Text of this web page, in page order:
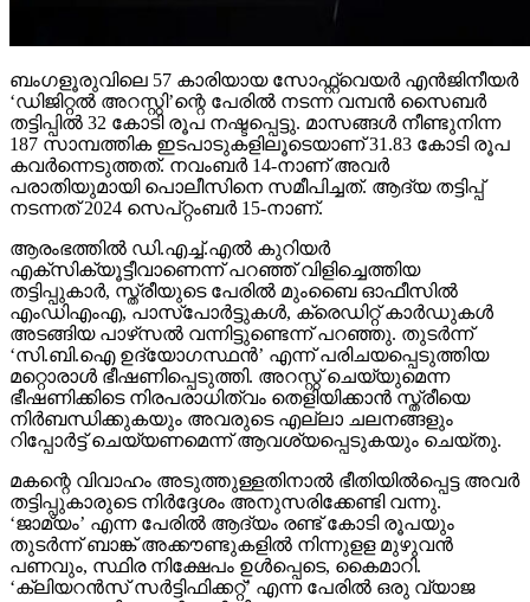
ബംഗളൂരുവിലെ 57 കാരിയായ സോഫ്റ്റ്വെയര്‍ എന്‍ജിനീയര്‍
‘ഡിജിറ്റല്‍ അറസ്റ്റി’ന്റെ പേരില്‍ നടന്ന വമ്പന്‍ സൈബര്‍
തട്ടിപ്പില്‍ 32 കോടി രൂപ നഷ്ടപ്പെട്ടു. മാസങ്ങള്‍ നീണ്ടുനിന്ന
187 സാമ്പത്തിക ഇടപാടുകളിലൂടെയാണ് 31.83 കോടി രൂപ
കവര്‍ന്നെടുത്തത്. നവംബര്‍ 14-നാണ് അവര്‍
പരാതിയുമായി പൊലീസിനെ സമീപിച്ചത്. ആദ്യ തട്ടിപ്പ്
നടന്നത് 2024 സെപ്റ്റംബര്‍ 15-നാണ്.
ആരംഭത്തില്‍ ഡി.എച്ച്.എല്‍ കുറിയര്‍
എക്‌സിക്യൂട്ടീവാണെന്ന് പറഞ്ഞ് വിളിച്ചെത്തിയ
തട്ടിപ്പുകാര്‍, സ്ത്രീയുടെ പേരില്‍ മുംബൈ ഓഫീസില്‍
എംഡിഎംഎ, പാസ്പോര്‍ട്ടുകള്‍, ക്രെഡിറ്റ് കാര്‍ഡുകള്‍
അടങ്ങിയ പാഴ്‌സല്‍ വന്നിട്ടുണ്ടെന്ന് പറഞ്ഞു. തുടര്‍ന്ന്
‘സി.ബി.ഐ ഉദ്യോഗസ്ഥന്‍’ എന്ന് പരിചയപ്പെടുത്തിയ
മറ്റൊരാള്‍ ഭീഷണിപ്പെടുത്തി. അറസ്റ്റ് ചെയ്യുമെന്ന
ഭീഷണിക്കിടെ നിരപരാധിത്വം തെളിയിക്കാന്‍ സ്ത്രീയെ
നിര്‍ബന്ധിക്കുകയും അവരുടെ എല്ലാ ചലനങ്ങളും
റിപ്പോര്‍ട്ട് ചെയ്യണമെന്ന് ആവശ്യപ്പെടുകയും ചെയ്തു.
മകന്റെ വിവാഹം അടുത്തുള്ളതിനാല്‍ ഭീതിയില്‍പ്പെട്ട അവര്‍
തട്ടിപ്പുകാരുടെ നിര്‍ദ്ദേശം അനുസരിക്കേണ്ടി വന്നു.
‘ജാമ്യം’ എന്ന പേരില്‍ ആദ്യം രണ്ട് കോടി രൂപയും
തുടര്‍ന്ന് ബാങ്ക് അക്കൗണ്ടുകളില്‍ നിന്നുളള മുഴുവന്‍
പണവും, സ്ഥിര നിക്ഷേപം ഉള്‍പ്പെടെ, കൈമാറി.
‘ക്ലിയറന്‍സ് സര്‍ട്ടിഫിക്കറ്റ്’ എന്ന പേരില്‍ ഒരു വ്യാജ